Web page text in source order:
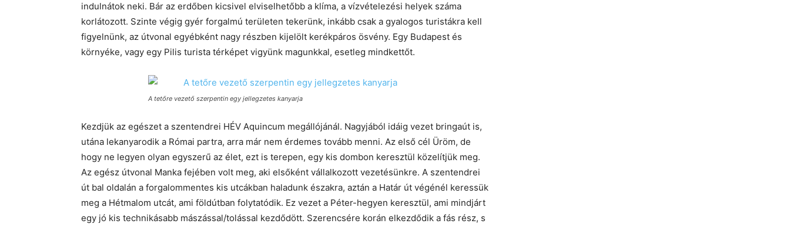
indulnátok neki. Bár az erdőben kicsivel elviselhetőbb a klíma, a vízvételezési helyek száma
korlátozott. Szinte végig gyér forgalmú területen tekerünk, inkább csak a gyalogos turistákra kell
figyelnünk, az útvonal egyébként nagy részben kijelölt kerékpáros ösvény. Egy Budapest és
környéke, vagy egy Pilis turista térképet vigyünk magunkkal, esetleg mindkettőt.
A tetőre vezető szerpentin egy jellegzetes kanyarja
Kezdjük az egészet a szentendrei HÉV Aquincum megállójánál. Nagyjából idáig vezet bringaút is,
utána lekanyarodik a Római partra, arra már nem érdemes tovább menni. Az első cél Üröm, de
hogy ne legyen olyan egyszerű az élet, ezt is terepen, egy kis dombon keresztül közelítjük meg.
Az egész útvonal Manka fejében volt meg, aki elsőként vállalkozott vezetésünkre. A szentendrei
út bal oldalán a forgalommentes kis utcákban haladunk északra, aztán a Határ út végénél keressük
meg a Hétmalom utcát, ami földútban folytatódik. Ez vezet a Péter-hegyen keresztül, ami mindjárt
egy jó kis technikásabb mászással/tolással kezdődött. Szerencsére korán elkezdődik a fás rész, s